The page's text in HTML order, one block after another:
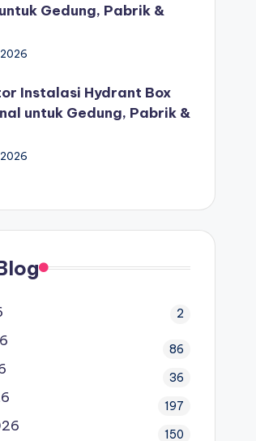
Gedung, Pabrik &
Instalasi Hydrant Box
untuk Gedung, Pabrik &
2
86
36
197
150